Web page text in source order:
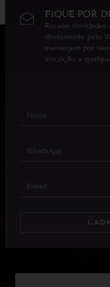
FIQUE POR
Receba
diretamente pelo
mensagem por
inscrição a